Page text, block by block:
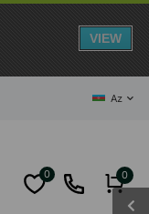
Az
0 0
VIEW